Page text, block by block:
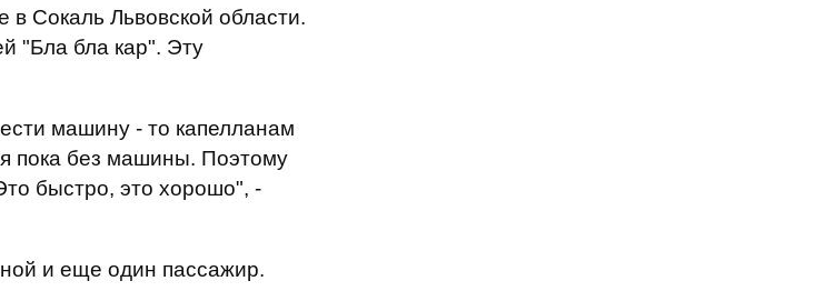
в Сокаль Львовской области.
"Бла бла кар". Эту
машину - то капелланам
пока без машины. Поэтому
быстро, это хорошо", -
и еще один пассажир.